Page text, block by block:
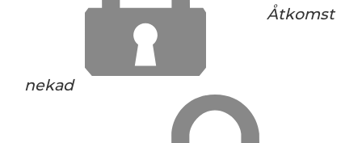
Åtkomst
nekad